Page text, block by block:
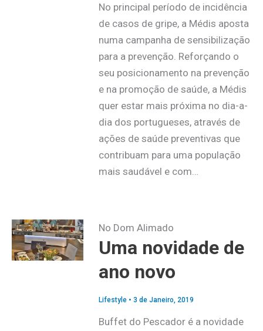
No principal período de incidência
de casos de gripe, a Médis aposta
numa campanha de sensibilização
para a prevenção. Reforçando o
seu posicionamento na prevenção
e na promoção de saúde, a Médis
quer estar mais próxima no dia-a-
dia dos portugueses, através de
ações de saúde preventivas que
contribuam para uma população
mais saudável e com…
No Dom Alimado
Uma novidade de
ano novo
Lifestyle• 3 de Janeiro, 2019
Buffet do Pescador é a novidade